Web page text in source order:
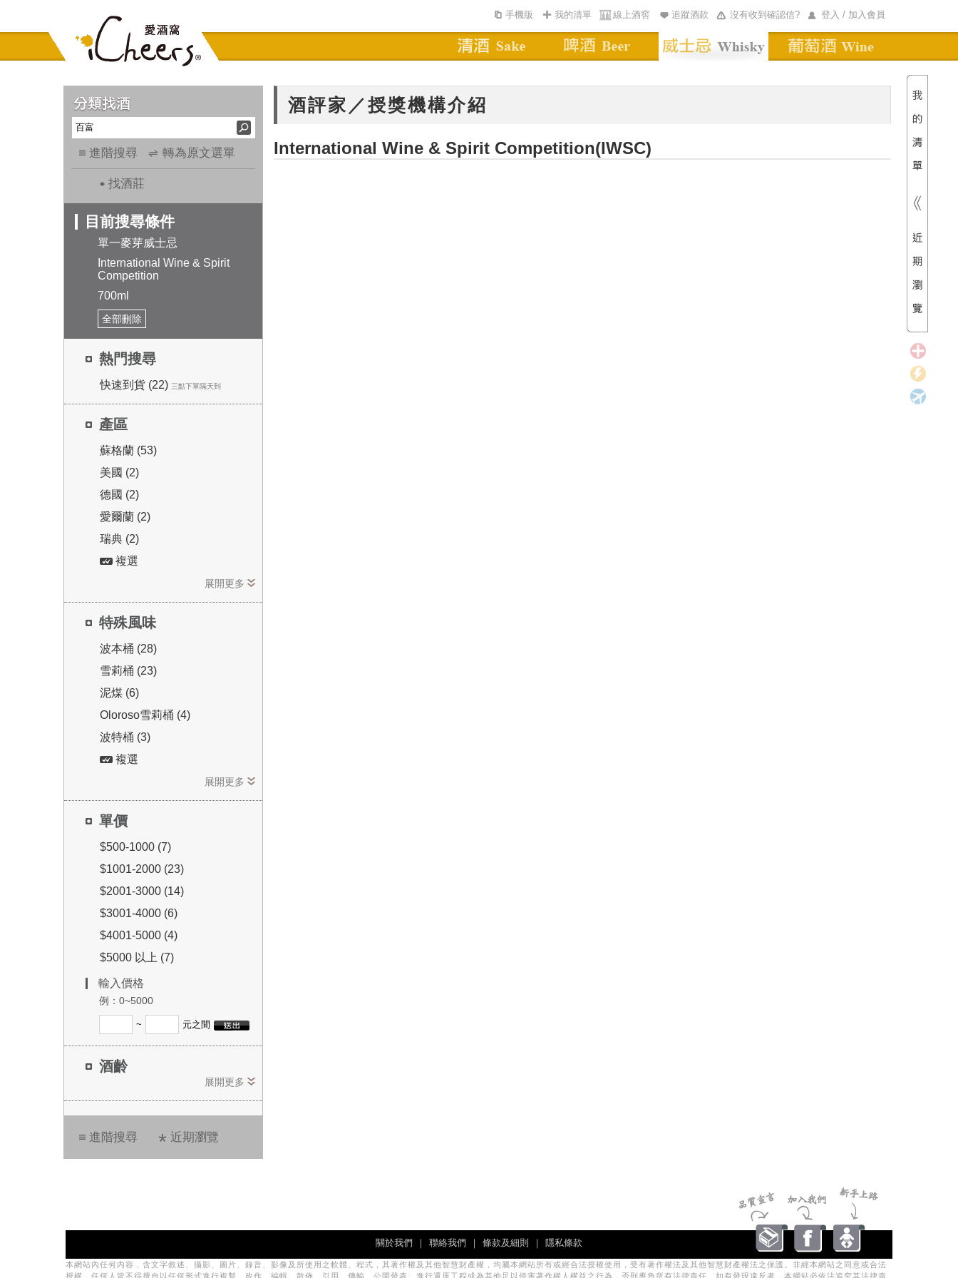
登入 / 加入會員
沒有收到確認信?
追蹤酒款
線上酒窖
我的清單
手機版
進階搜尋 轉為原文選單
找酒莊
目前搜尋條件
單一麥芽威士忌
International Wine & Spirit
Competition
700ml
全部刪除
熱門搜尋
快速到貨 (22) 三點下單隔天到
產區
蘇格蘭 (53)
美國 (2)
德國 (2)
愛爾蘭 (2)
瑞典 (2)
複選
展開更多
特殊風味
波本桶 (28)
雪莉桶 (23)
泥煤 (6)
Oloroso雪莉桶 (4)
波特桶 (3)
複選
展開更多
單價
$500-1000 (7)
$1001-2000 (23)
$2001-3000 (14)
$3001-4000 (6)
$4001-5000 (4)
$5000 以上 (7)
輸入價格
例：0~5000
~ 元之間
酒齡
展開更多
進階搜尋 近期瀏覽
酒評家／授獎機構介紹
International Wine & Spirit Competition(IWSC)
關於我們 ｜ 聯絡我們 ｜ 條款及細則 ｜ 隱私條款
本網站內任何內容，含文字敘述、攝影、圖片、錄音、影像及所使用之軟體、程式，其著作權及其他智慧財產權，均屬本網站所有或經合法授權使用，受有著作權法及其他智慧財產權法之保護。非經本網站之同意或合法
授權，任何人皆不得擅自以任何形式進行複製、改作、編輯、散佈、引用、傳輸、公開發表、進行還原工程或為其他足以侵害著作權人權益之行為，否則應負所有法律責任。如有發現違反者，本網站必依法追究其法律責